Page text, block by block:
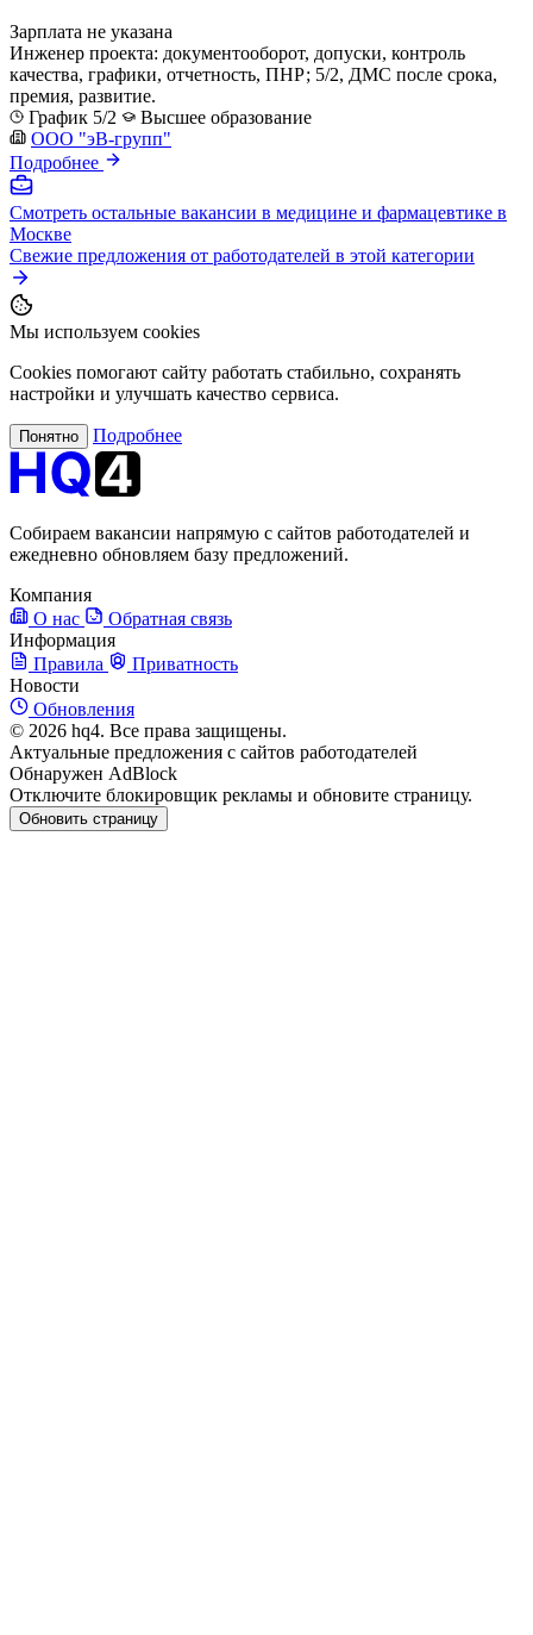
Зарплата не указана
Инженер проекта: документооборот, допуски, контроль
качества, графики, отчетность, ПНР; 5/2, ДМС после срока,
премия, развитие.
График 5/2
Высшее образование
ООО "эВ-групп"
Подробнее
Смотреть остальные вакансии в медицине и фармацевтике в
Москве
Свежие предложения от работодателей в этой категории
Мы используем cookies
Cookies помогают сайту работать стабильно, сохранять
настройки и улучшать качество сервиса.
Понятно Подробнее
Собираем вакансии напрямую с сайтов работодателей и
ежедневно обновляем базу предложений.
Компания
О нас
Обратная связь
Информация
Правила
Приватность
Новости
Обновления
© 2026 hq4. Все права защищены.
Актуальные предложения с сайтов работодателей
Обнаружен AdBlock
Отключите блокировщик рекламы и обновите страницу.
Обновить страницу